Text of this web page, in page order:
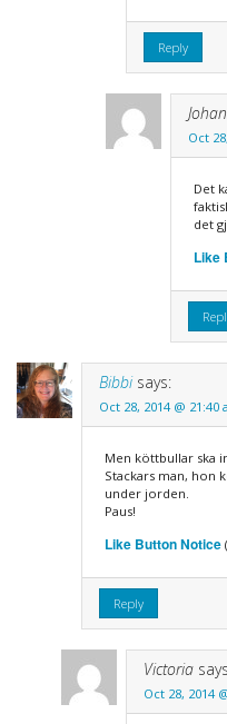
Reply
Oct
Det
det
Like
Bibbi says:
Oct 28, 2014 @ 21:40
Men köttbullar ska
Stackars man, hon
under jorden.
Paus!
Like Button Notice(
Reply
Victoria
Oct 28, 2014